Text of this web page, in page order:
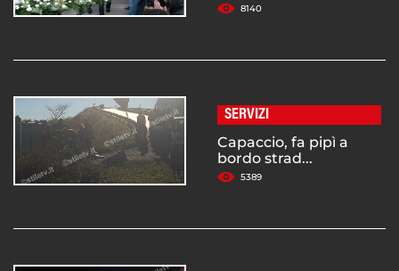
8140
SERVIZI
Capaccio, fa pipì a
bordo strad...
5389